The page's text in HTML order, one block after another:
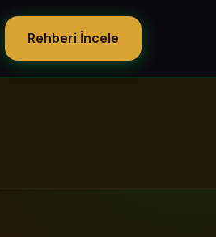
Rehberi İncele